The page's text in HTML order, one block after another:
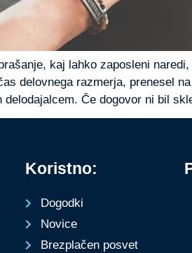
kaj lahko zaposleni
delovnega razmerja, prenesel
Če dogovor ni bil
Koristno:
Dogodki
Novice
Brezplačen posvet